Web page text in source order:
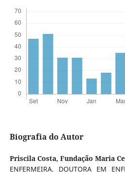
Biografia do Autor
Priscila Costa, Fundação Maria
ENFERMEIRA. DOUTORA EM